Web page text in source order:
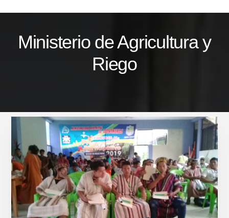
Ministerio de Agricultura y
Riego